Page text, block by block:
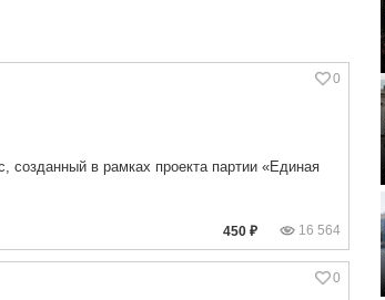
в рамках проекта партии «Единая
450 ₽ 16 564
0
0